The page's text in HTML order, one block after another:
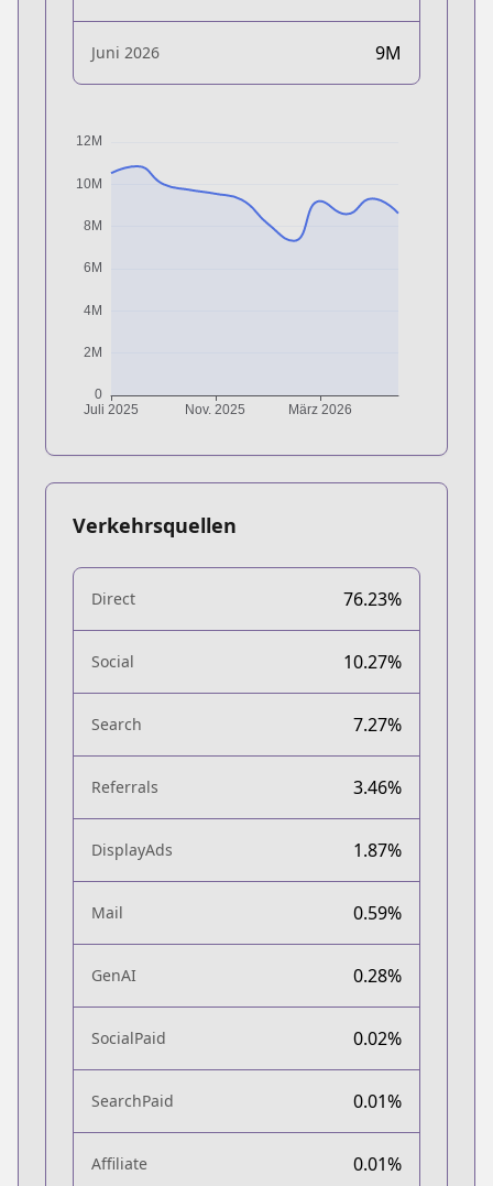
Juni 2026 9M
Verkehrsquellen
Direct 76.23%
Social 10.27%
Search 7.27%
Referrals 3.46%
DisplayAds 1.87%
Mail 0.59%
GenAI 0.28%
SocialPaid 0.02%
SearchPaid 0.01%
Affiliate 0.01%